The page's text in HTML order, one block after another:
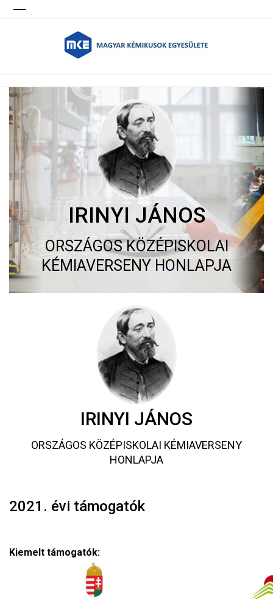
IRINYI JÁNOS
ORSZÁGOS KÖZÉPISKOLAI
KÉMIAVERSENY HONLAPJA
IRINYI JÁNOS
ORSZÁGOS KÖZÉPISKOLAI KÉMIAVERSENY
HONLAPJA
2021. évi támogatók
Kiemelt támogatók: